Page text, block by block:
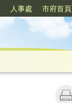
人事處 市府首頁